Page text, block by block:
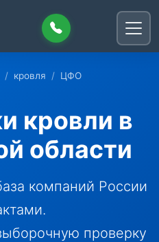
кровля
ЦФО
кровли в
области
компаний России
проверку